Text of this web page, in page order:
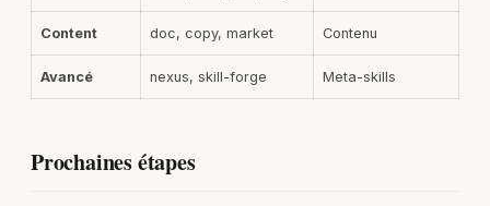
Content doc, copy, market Contenu
Avancé nexus, skill-forge Meta-skills
Prochaines étapes